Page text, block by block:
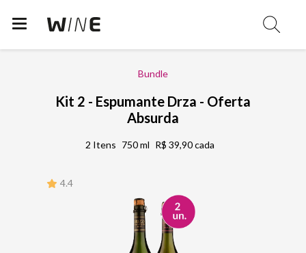
Bundle
Kit 2 - Espumante Drza - Oferta
Absurda
2 Itens 750 ml R$ 39,90 cada
4.4